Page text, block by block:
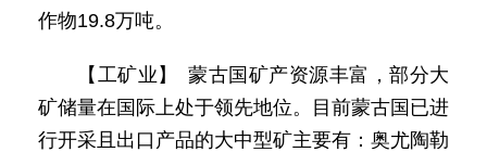
作物19.8万吨。
【工矿业】 蒙古国矿产资源丰富，部分大
矿储量在国际上处于领先地位。目前蒙古国已进
行开采且出口产品的大中型矿主要有：奥尤陶勒